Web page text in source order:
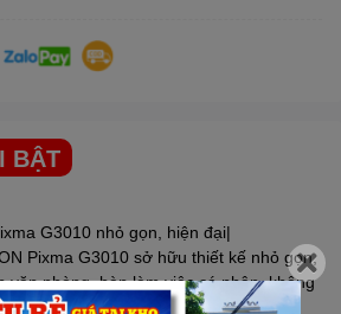
BẬT
G3010 nhỏ gọn, hiện đại|
Pixma G3010 sở hữu thiết kế nhỏ gọn,
văn phòng, bàn làm việc cá nhân, không
dụng.Máy in hoạt động trơn tru, hạn